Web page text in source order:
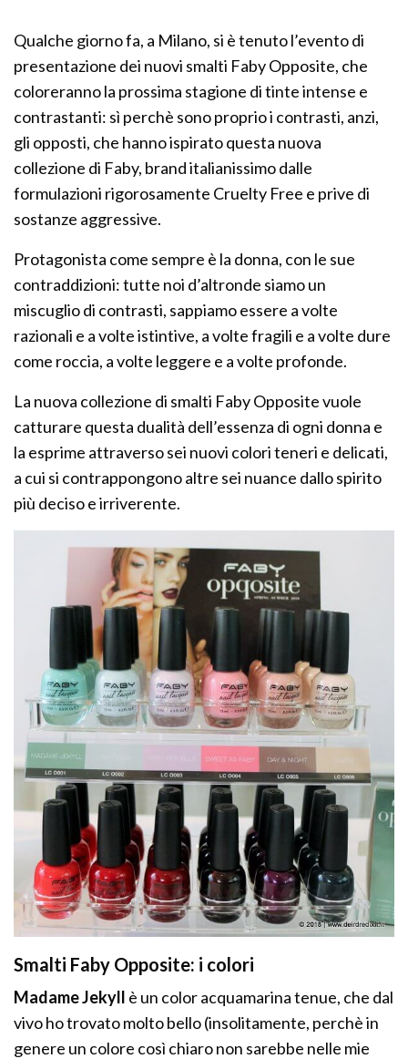
Qualche giorno fa, a Milano, si è tenuto l’evento di
presentazione dei nuovi smalti Faby Opposite, che
coloreranno la prossima stagione di tinte intense e
contrastanti: sì perchè sono proprio i contrasti, anzi,
gli opposti, che hanno ispirato questa nuova
collezione di Faby, brand italianissimo dalle
formulazioni rigorosamente Cruelty Free e prive di
sostanze aggressive.
Protagonista come sempre è la donna, con le sue
contraddizioni: tutte noi d’altronde siamo un
miscuglio di contrasti, sappiamo essere a volte
razionali e a volte istintive, a volte fragili e a volte dure
come roccia, a volte leggere e a volte profonde.
La nuova collezione di smalti Faby Opposite vuole
catturare questa dualità dell’essenza di ogni donna e
la esprime attraverso sei nuovi colori teneri e delicati,
a cui si contrappongono altre sei nuance dallo spirito
più deciso e irriverente.
Smalti Faby Opposite: i colori
Madame Jekyll è un color acquamarina tenue, che dal
vivo ho trovato molto bello (insolitamente, perchè in
genere un colore così chiaro non sarebbe nelle mie